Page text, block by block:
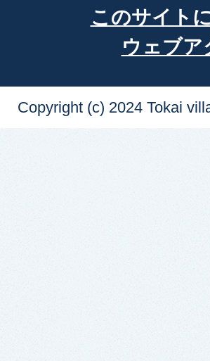
このサイト
ウェブア
Copyright (c) 2024 Tokai